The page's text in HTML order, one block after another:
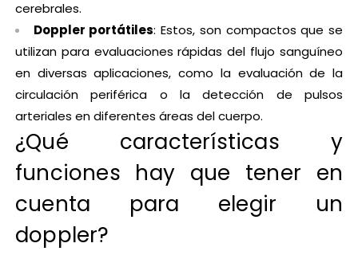
cerebrales.
Doppler portátiles: Estos, son compactos que se
utilizan para evaluaciones rápidas del flujo sanguíneo
en diversas aplicaciones, como la evaluación de la
circulación periférica o la detección de pulsos
arteriales en diferentes áreas del cuerpo.
¿Qué características y
funciones hay que tener en
cuenta para elegir un
doppler?